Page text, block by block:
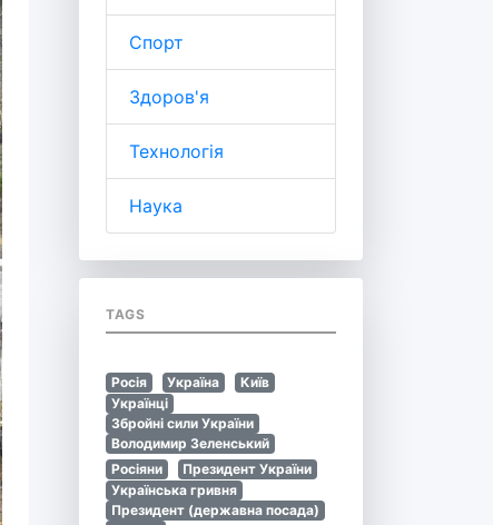
Спорт
Здоров'я
Технологія
Наука
TAGS
Росія Україна
Київ
Українці
Збройні сили України
Володимир Зеленський
Росіяни
Президент України
Українська гривня
Президент (державна посада)